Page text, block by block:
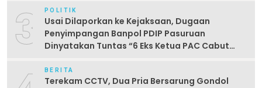
3 POLITIK
Usai Dilaporkan ke Kejaksaan, Dugaan
Penyimpangan Banpol PDIP Pasuruan
Dinyatakan Tuntas “6 Eks Ketua PAC Cabut
BERITA
Terekam CCTV, Dua Pria Bersarung Gondol